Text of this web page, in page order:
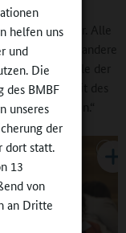
helfen uns
und
Die
des BMBF
unseres
der
dort statt.
13
von
an Dritte
und
dar. Alle
die jeweils „andere
sein, Teile der
das Kernfazit des
anders setzen.“